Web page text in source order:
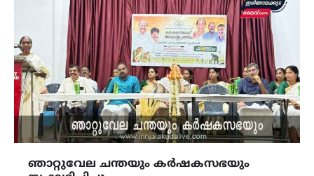
ഞാറ്റുവേല ചന്തയും കർഷകസഭയും